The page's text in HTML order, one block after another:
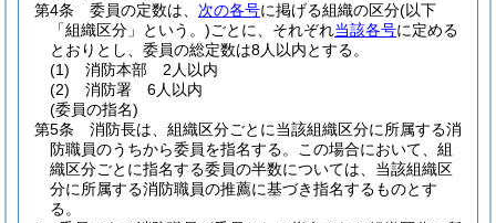
第4条
委員の定数は、 次の各号に掲げる組織の区分(以下
「組織区分」という。)ごとに、それぞれ当該各号に定める
とおりとし、委員の総定数は8人以内とする。
(1)
消防本部 2人以内
(2)
消防署 6人以内
(委員の指名)
第5条
消防長は、組織区分ごとに当該組織区分に所属する消
防職員のうちから委員を指名する。
この場合において、組
織区分ごとに指名する委員の半数については、当該組織区
分に所属する消防職員の推薦に基づき指名するものとす
る。